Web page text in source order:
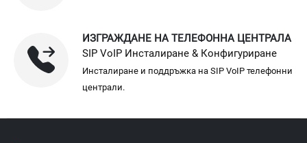
ИЗГРАЖДАНЕ НА ТЕЛЕФОННА ЦЕНТРАЛА
SIP VoIP Инсталиране & Конфигуриране
Инсталиране и поддръжка на SIP VoIP телефонни
централи.